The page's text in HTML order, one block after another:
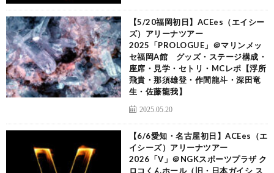
【5/20福岡初日】ACEes（エイシー
ズ）アリーナツアー
2025「PROLOGUE」＠マリンメッ
セ福岡A館 グッズ・ステージ構成・
座席・見学・セトリ・MCレポ【浮所
飛貴・那須雄登・作間龍斗・深田竜
生・佐藤龍我】
2025.05.20
【6/6愛知・名古屋初日】ACEes（エ
イシーズ）アリーナツアー
2026「V」＠NGKスポーツプラザ ク
ロコくんホール（旧・日本ガイシ ス